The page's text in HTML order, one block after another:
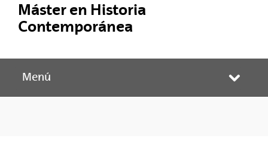
Máster en Historia
Contemporánea
Menú